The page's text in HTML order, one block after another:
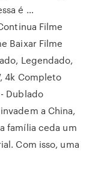
é …
Filme
Baixar Filme
Legendado,
4k Completo
Dublado
a China,
família ceda um
Com isso, uma